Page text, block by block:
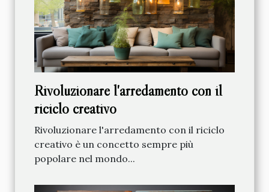
Rivoluzionare l'arredamento con il
riciclo creativo
Rivoluzionare l'arredamento con il riciclo
creativo è un concetto sempre più
popolare nel mondo...